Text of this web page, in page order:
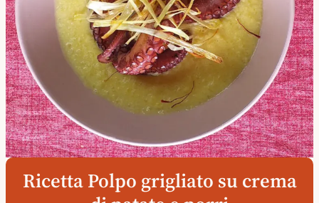
Ricetta Polpo grigliato su crema